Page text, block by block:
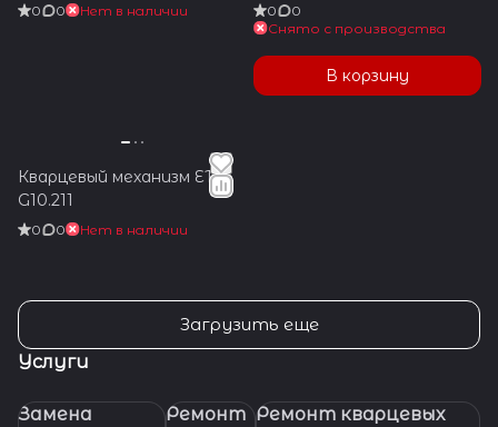
0 0 Нет в наличии 0
0
Снято с производства
В корзину
Кварцевый механизм ETA
G10.211
0 0 Нет в наличии
Загрузить еще
Услуги
Замена
Ремонт Ремонт кварцевых